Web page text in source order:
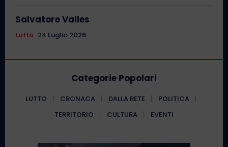
Salvatore Valles
Lutto 24 Luglio 2026
Categorie Popolari
LUTTO CRONACA DALLA RETE
POLITICA
TERRITORIO
CULTURA EVENTI